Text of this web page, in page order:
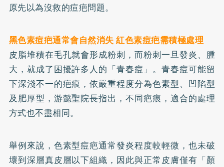
原先以為沒救的痘疤問題。
黑色素痘疤通常會自然消失 紅色素痘疤需積極處理
皮脂堆積在毛孔就會形成粉刺，而粉刺一旦發炎、腫
大，就成了困擾許多人的「青春痘」。青春痘可能留
下深淺不一的疤痕，依嚴重程度分為色素型、凹陷型
及肥厚型，游懿聖院長指出，不同疤痕，適合的處理
方式也不盡相同。
舉例來說，色素型痘疤通常發炎程度較輕微，也未破
壞到深層真皮層以下組織，因此與正常皮膚僅有「顏